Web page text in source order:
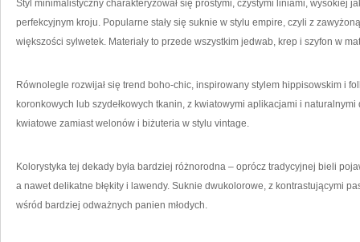
Styl minimalistyczny charakteryzował się prostymi, czystymi liniami, wysokiej
perfekcyjnym kroju. Popularne stały się suknie w stylu empire, czyli z
większości sylwetek. Materiały to przede wszystkim jedwab, krep i szyfon w
Równolegle rozwijał się trend boho-chic, inspirowany stylem hippisowskim i
koronkowych lub szydełkowych tkanin, z kwiatowymi aplikacjami i
kwiatowe zamiast welonów i biżuteria w stylu vintage.
Kolorystyka tej dekady była bardziej różnorodna – oprócz tradycyjnej bieli
a nawet delikatne błękity i lawendy. Suknie dwukolorowe, z kontrastującymi
wśród bardziej odważnych panien młodych.